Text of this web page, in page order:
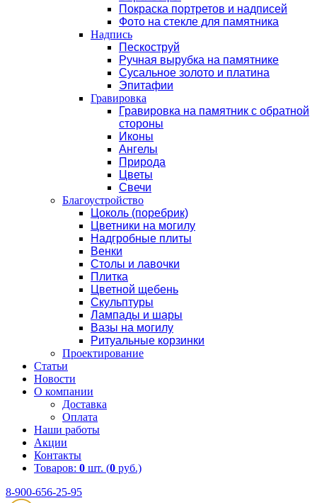
Покраска портретов и надписей
Фото на стекле для памятника
Надпись
Пескоструй
Ручная вырубка на памятнике
Сусальное золото и платина
Эпитафии
Гравировка
Гравировка на памятник с обратной
стороны
Иконы
Ангелы
Природа
Цветы
Свечи
Благоустройство
Цоколь (поребрик)
Цветники на могилу
Надгробные плиты
Венки
Столы и лавочки
Плитка
Цветной щебень
Скульптуры
Лампады и шары
Вазы на могилу
Ритуальные корзинки
Проектирование
Статьи
Новости
О компании
Доставка
Оплата
Наши работы
Акции
Контакты
Товаров: 0 шт. (0 руб.)
8-900-656-25-95